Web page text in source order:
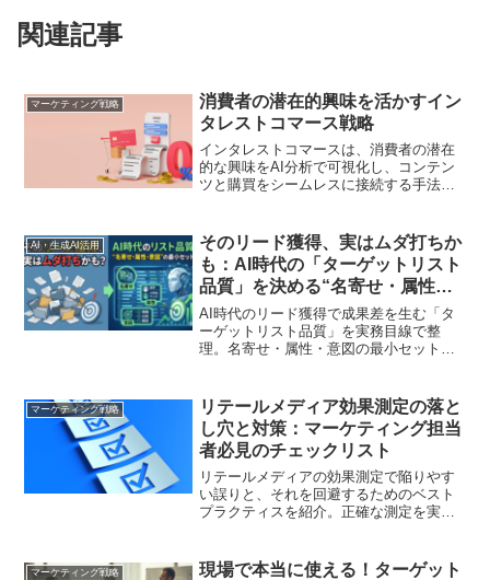
関連記事
マーケティング戦略
消費者の潜在的興味を活かすイン
タレストコマース戦略
インタレストコマースは、消費者の潜在
的な興味をAI分析で可視化し、コンテン
ツと購買をシームレスに接続する手法で
方を解説します
AI・生成AI活用
そのリード獲得、実はムダ打ちか
も：AI時代の「ターゲットリスト
品質」を決める“名寄せ・属性・
意図”の最小セット
AI時代のリード獲得で成果差を生む「タ
ーゲットリスト品質」を実務目線で整
理。名寄せ・属性・意図の最小セットを
用しやすい設計、運用、改善の進め方ま
で分かりやすく解説します
マーケティング戦略
リテールメディア効果測定の落と
し穴と対策：マーケティング担当
者必見のチェックリスト
リテールメディアの効果測定で陥りやす
い誤りと、それを回避するためのベスト
プラクティスを紹介。正確な測定を実現
マーケティング戦略
現場で本当に使える！ターゲット